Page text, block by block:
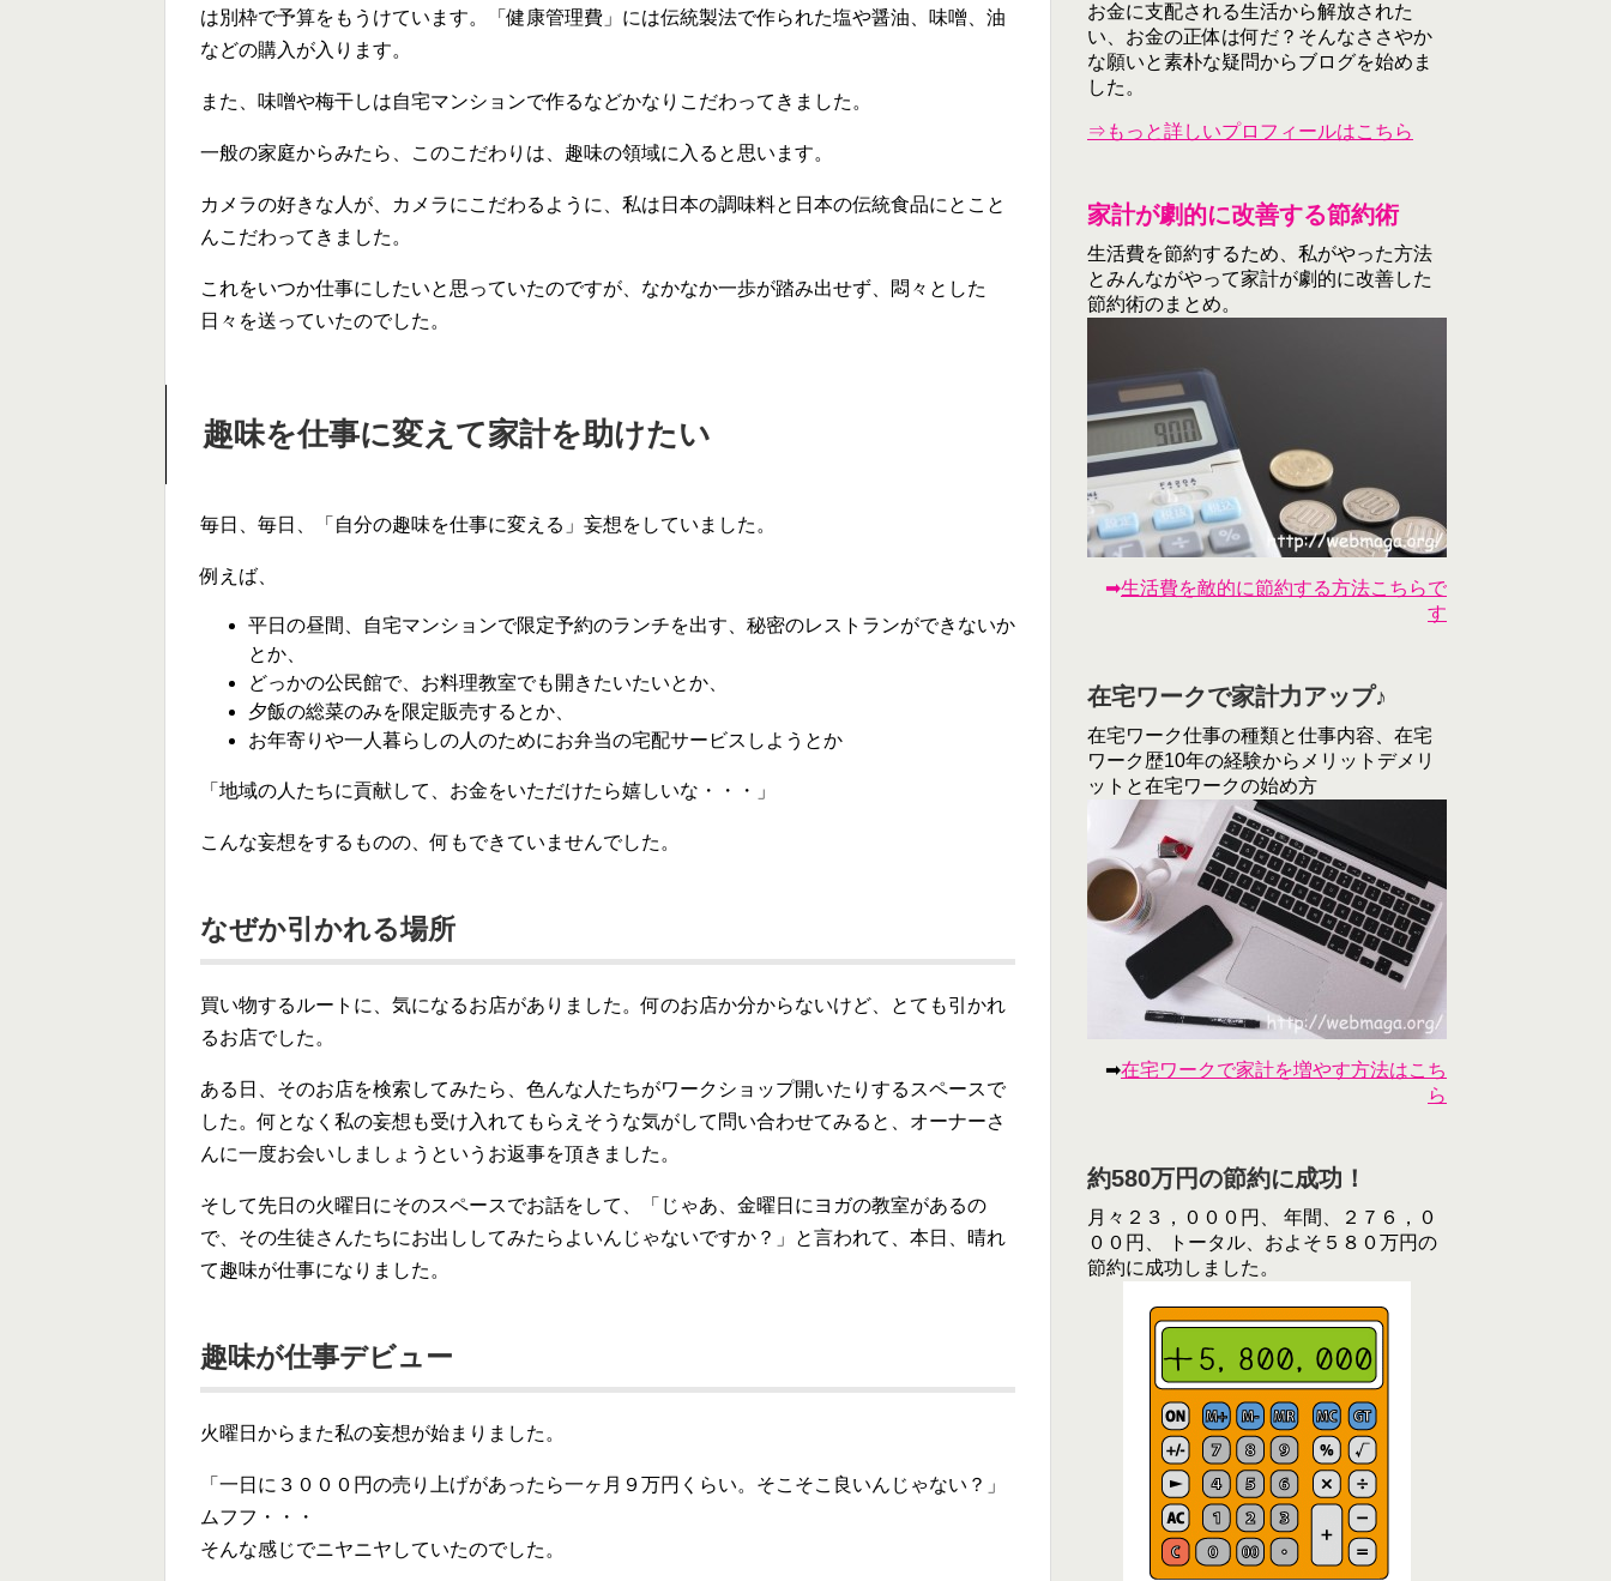
は別枠で予算をもうけています。「健康管理費」には伝統製法で作られた塩や醤油、味噌、油
などの購入が入ります。
また、味噌や梅干しは自宅マンションで作るなどかなりこだわってきました。
一般の家庭からみたら、このこだわりは、趣味の領域に入ると思います。
カメラの好きな人が、カメラにこだわるように、私は日本の調味料と日本の伝統食品にとこと
んこだわってきました。
これをいつか仕事にしたいと思っていたのですが、なかなか一歩が踏み出せず、悶々とした
日々を送っていたのでした。
趣味を仕事に変えて家計を助けたい
毎日、毎日、「自分の趣味を仕事に変える」妄想をしていました。
例えば、
平日の昼間、自宅マンションで限定予約のランチを出す、秘密のレストランができないか
とか、
どっかの公民館で、お料理教室でも開きたいたいとか、
夕飯の総菜のみを限定販売するとか、
お年寄りや一人暮らしの人のためにお弁当の宅配サービスしようとか
「地域の人たちに貢献して、お金をいただけたら嬉しいな・・・」
こんな妄想をするものの、何もできていませんでした。
なぜか引かれる場所
買い物するルートに、気になるお店がありました。何のお店か分からないけど、とても引かれ
るお店でした。
ある日、そのお店を検索してみたら、色んな人たちがワークショップ開いたりするスペースで
した。何となく私の妄想も受け入れてもらえそうな気がして問い合わせてみると、オーナーさ
んに一度お会いしましょうというお返事を頂きました。
そして先日の火曜日にそのスペースでお話をして、「じゃあ、金曜日にヨガの教室があるの
で、その生徒さんたちにお出ししてみたらよいんじゃないですか？」と言われて、本日、晴れ
て趣味が仕事になりました。
趣味が仕事デビュー
火曜日からまた私の妄想が始まりました。
「一日に３０００円の売り上げがあったら一ヶ月９万円くらい。そこそこ良いんじゃない？」
ムフフ・・・
そんな感じでニヤニヤしていたのでした。
お金に支配される生活から解放された
い、お金の正体は何だ？そんなささやか
な願いと素朴な疑問からブログを始めま
した。
⇒もっと詳しいプロフィールはこちら
家計が劇的に改善する節約術
生活費を節約するため、私がやった方法
とみんながやって家計が劇的に改善した
節約術のまとめ。
➡生活費を敵的に節約する方法こちらで
す
在宅ワークで家計力アップ♪
在宅ワーク仕事の種類と仕事内容、在宅
ワーク歴10年の経験からメリットデメリ
ットと在宅ワークの始め方
➡在宅ワークで家計を増やす方法はこち
ら
約580万円の節約に成功！
月々２３，０００円、 年間、２７６，０
００円、 トータル、およそ５８０万円の
節約に成功しました。